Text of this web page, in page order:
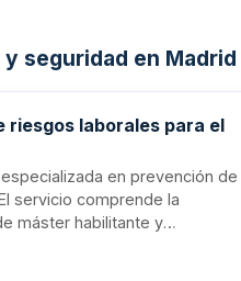
seguridad en Madrid
laborales para el
en prevención de
servicio comprende la
máster habilitante y
técnico, elaboración de